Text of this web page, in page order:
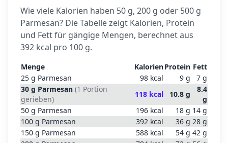
Wie viele Kalorien haben 50 g, 200 g oder 500 g
Parmesan? Die Tabelle zeigt Kalorien, Protein
und Fett für gängige Mengen, berechnet aus
392 kcal pro 100 g.
Menge KalorienProtein Fett
25 g Parmesan 98 kcal 9 g 7 g
30 g Parmesan (1 Portion
gerieben)
118 kcal 10.8 g
8.4
g
50 g Parmesan 196 kcal 18 g 14 g
100 g Parmesan 392 kcal 36 g 28 g
150 g Parmesan 588 kcal 54 g 42 g